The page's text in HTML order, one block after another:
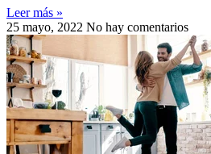
Leer más »
25 mayo, 2022 No hay comentarios